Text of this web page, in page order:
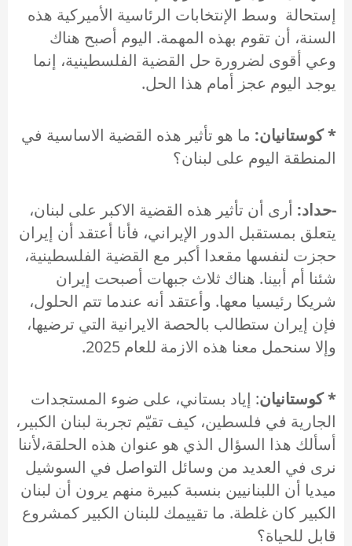
إستحالة وسط الإنتخابات الرئاسية الأميركية هذه
السنة، أن تقوم بهذه المهمة. اليوم أصبح هناك
وعي أقوى لضرورة حل القضية الفلسطينية، إنما
يوجد اليوم عجز أمام هذا الحل.
* كوستانيان: ما هو تأثير هذه القضية الاساسية في
المنطقة اليوم على لبنان؟
-حداد: أرى أن تأثير هذه القضية الاكبر على لبنان،
يتعلق بمستقبل الدور الإيراني، فأنا أعتقد أن إيران
حجزت لنفسها مقعدا أكبر مع القضية الفلسطينية،
شئنا أم أبينا. هناك ثلاث جبهات أصبحت إيران
شريكا رئيسيا معها. وأعتقد أنه عندما تتم الحلول،
فإن إيران ستطالب بالحصة الايرانية التي ترضيها،
وإلا سنحمل معنا هذه الازمة للعام 2025.
* كوستانيان: إياد بستاني، على ضوء المستجدات
الجارية في فلسطين، كيف تقيّم تجربة لبنان الكبير،
أسألك هذا السؤال الذي هو عنوان هذه الحلقة،لأننا
نرى في العديد من وسائل التواصل في السوشيل
ميديا أن اللبنانيين بنسبة كبيرة منهم يرون أن لبنان
الكبير كان غلطة. ما تقييمك للبنان الكبير كمشروع
قابل للحياة؟